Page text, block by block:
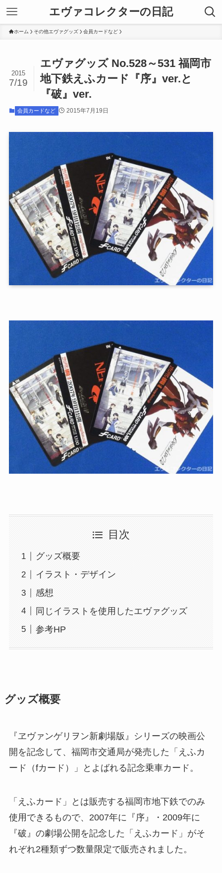
エヴァコレクターの日記
ホーム その他エヴァグッズ 会員カードなど
エヴァグッズ No.528～531 福岡市
地下鉄えふカード『序』ver.と
『破』ver.
2015
7/19
会員カードなど 2015年7月19日
目次
グッズ概要
イラスト・デザイン
感想
同じイラストを使用したエヴァグッズ
参考HP
グッズ概要
『ヱヴァンゲリヲン新劇場版』シリーズの映画公
開を記念して、福岡市交通局が発売した「えふカ
ード（fカード）」とよばれる記念乗車カード。
「えふカード」とは販売する福岡市地下鉄でのみ
使用できるもので、2007年に『序』・2009年に
『破』の劇場公開を記念した「えふカード」がそ
れぞれ2種類ずつ数量限定で販売されました。